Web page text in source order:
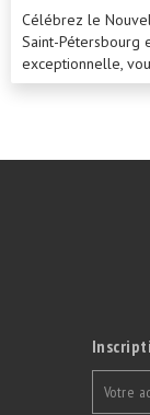
Célébrez le
Saint-Pétersbourg
exceptionnelle,
lors de leurs
saison, tellesque